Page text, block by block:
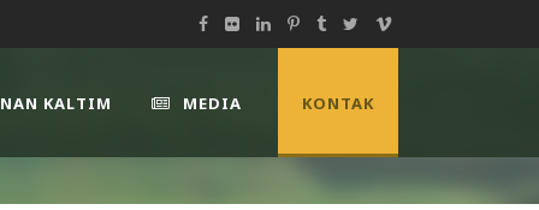
KALTIM MEDIA KONTAK